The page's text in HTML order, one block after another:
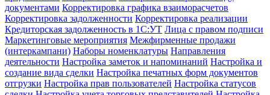
документами Корректировка графика взаиморасчетов
Корректировка задолженности Корректировка реализации
Кредиторская задолженность в 1С:УТ Лица с правом подписи
Маркетинговые мероприятия Межфирменные продажи
(интеркампани) Наборы номенклатуры Направления
деятельности Настройка заметок и напоминаний Настройка и
создание вида сделки Настройка печатных форм документов
отгрузки Настройка прав пользователей Настройка статусов